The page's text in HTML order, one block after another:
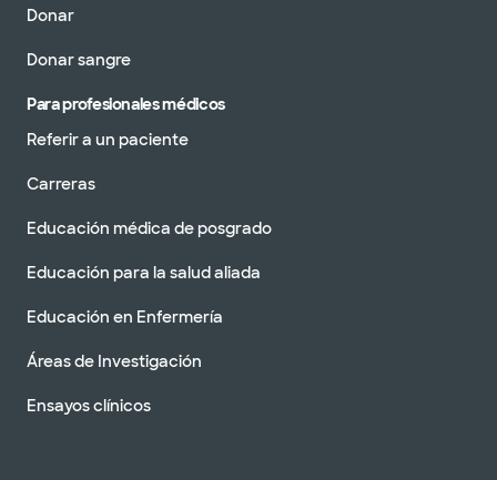
Donar
Donar sangre
Para profesionales médicos
Referir a un paciente
Carreras
Educación médica de posgrado
Educación para la salud aliada
Educación en Enfermería
Áreas de Investigación
Ensayos clínicos